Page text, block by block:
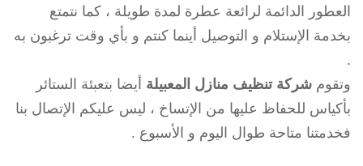
العطور الدائمة لرائعة عطرة لمدة طويلة ، كما نتمتع
بخدمة الإستلام و التوصيل أينما كنتم و بأي وقت ترغبون به
.
وتقوم شركة تنظيف منازل المعبيلة أيضا بتعبئة الستائر
بأكياس للحفاظ عليها من الإتساخ ، ليس عليكم الإتصال بنا
فخدمتنا متاحة طوال اليوم و الأسبوع .